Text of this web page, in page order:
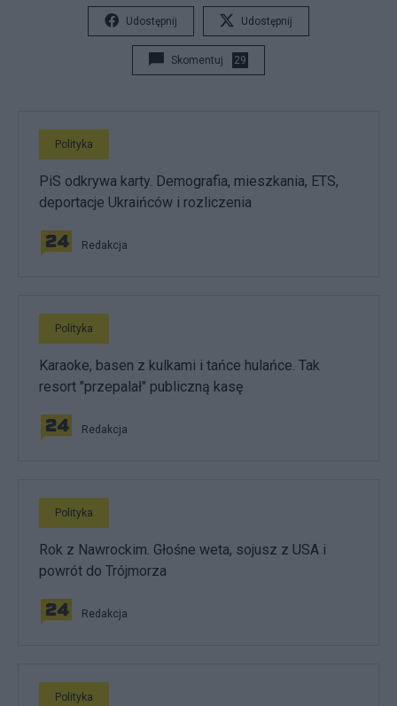
Udostępnij Udostępnij
Skomentuj 29
Polityka
PiS odkrywa karty. Demografia, mieszkania, ETS,
deportacje Ukraińców i rozliczenia
Redakcja
Polityka
Karaoke, basen z kulkami i tańce hulańce. Tak
resort "przepalał" publiczną kasę
Redakcja
Polityka
Rok z Nawrockim. Głośne weta, sojusz z USA i
powrót do Trójmorza
Redakcja
Polityka